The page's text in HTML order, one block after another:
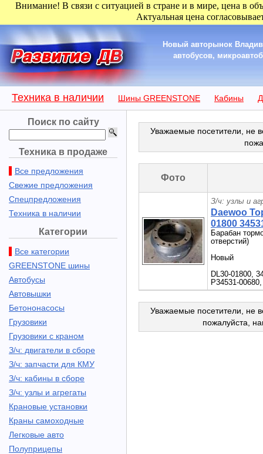
Внимание! В связи с ситуацией в стране и в мире, цена в
Актуальная цена
Новый авторынок
автобусов,
Техника в наличии Шины GREENSTONE Кабины
Поиск по сайту
Техника в продаже
Все предложения
Свежие предложения
Спецпредложения
Техника в наличии
Категории
Все категории
GREENSTONE шины
Автобусы
Автовышки
Бетононасосы
Грузовики
Грузовики с краном
З/ч: двигатели в сборе
З/ч: запчасти для КМУ
З/ч: кабины в сборе
З/ч: узлы и агрегаты
Крановые установки
Краны самоходные
Легковые авто
Полуприцепы
Уважаемые посетители, не
Фото
З/ч: узлы и
Daewoo
01800
Барабан
отверстий)
Новый
DL30-01800,
P34531-
Уважаемые посетители, не
пожалуйста,